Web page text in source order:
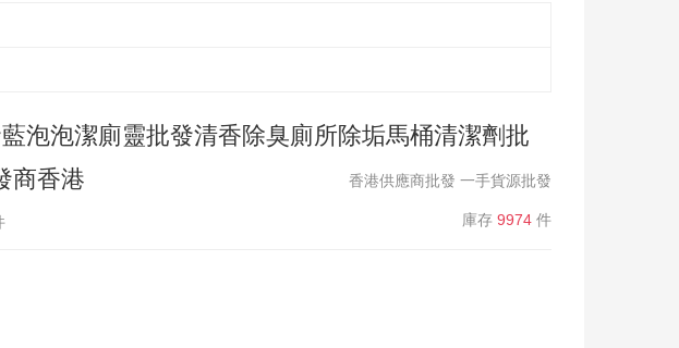
泡泡潔廁靈批發清香除臭廁所除垢馬桶清潔劑批
商香港
香港供應商批發 一手貨源批發
庫存 9974 件